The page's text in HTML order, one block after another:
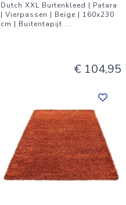
Dutch XXL Buitenkleed | Patara
| Vierpassen | Beige | 160x230
cm | Buitentapijt ...
€ 104,95